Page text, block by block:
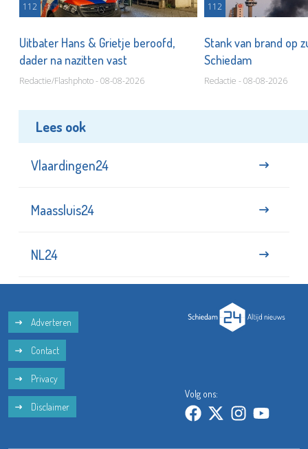
112
Uitbater Hans & Grietje beroofd,
dader na nazitten vast
Redactie/Flashphoto - 08-08-2026
112
Stank van brand op
Schiedam
Redactie - 08-08-2026
Lees ook
Vlaardingen24
Maassluis24
NL24
Adverteren
Contact
Privacy
Disclaimer
Volg ons: